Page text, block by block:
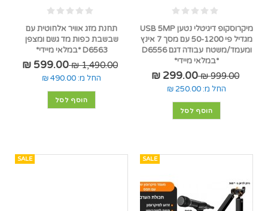
מיקרוסקופ דיגיטלי נטען USB 5MP
מגדיל פי 50-1200 עם מסך 7 אינץ
ומעמד/משטח עבודה דגם D6556
*במלאי מיידי*
999.00 ₪
299.00 ₪
החל מ: 250.00 ₪
הוסף לסל
תחנת מזג אוויר אלחוטית עם
שבשבת כפות מד גשם ומצפן
D6563 *במלאי מיידי*
1,490.00 ₪
599.00 ₪
החל מ: 490.00 ₪
הוסף לסל
SALE
SALE